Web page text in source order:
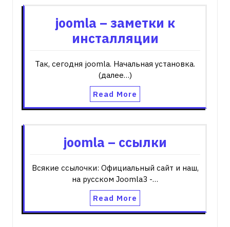
joomla – заметки к
инсталляции
Так, сегодня joomla. Начальная установка.
(далее…)
Read More
joomla – ссылки
Всякие ссылочки: Официальный сайт и наш,
на русском Joomla3 -…
Read More